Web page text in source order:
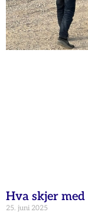
Hva skjer med
25. juni 2025